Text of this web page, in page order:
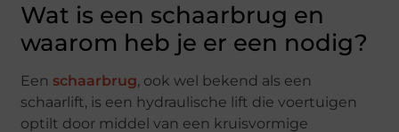
Wat is een schaarbrug en
waarom heb je er een nodig?
Een schaarbrug, ook wel bekend als een
schaarlift, is een hydraulische lift die voertuigen
optilt door middel van een kruisvormige